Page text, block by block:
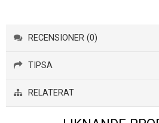
RECENSIONER (0)
TIPSA
RELATERAT